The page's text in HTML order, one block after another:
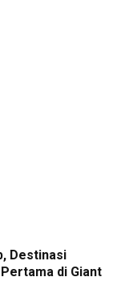
Destinasi
di Giant